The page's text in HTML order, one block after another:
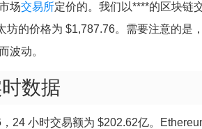
场交易所定价的。我们以****的区块链
的价格为 $1,787.76。需要注意的是，
波动。
数据
24 小时交易额为 $202.62亿。